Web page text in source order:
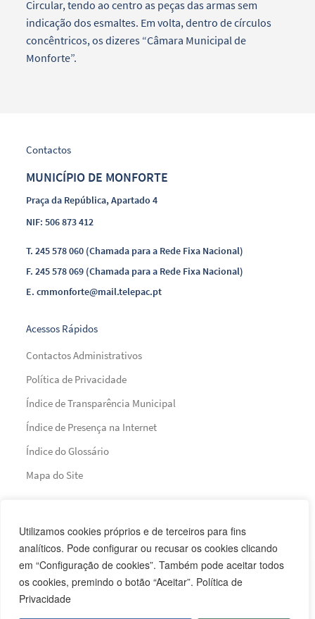
Utilizamos cookies próprios e de terceiros para fins
analíticos. Pode configurar ou recusar os cookies clicando
em “Configuração de cookies”. Também pode aceitar todos
os cookies, premindo o botão “Aceitar”. Política de
Privacidade
Circular, tendo ao centro as peças das armas sem
indicação dos esmaltes. Em volta, dentro de círculos
concêntricos, os dizeres “Câmara Municipal de
Monforte”.
Contactos
MUNICÍPIO DE MONFORTE
Praça da República, Apartado 4
NIF: 506 873 412
T.245 578 060 (Chamada para a Rede Fixa Nacional)
F.245 578 069 (Chamada para a Rede Fixa Nacional)
E.cmmonforte@mail.telepac.pt
Acessos Rápidos
Contactos Administrativos
Política de Privacidade
Índice de Transparência Municipal
Índice de Presença na Internet
Índice do Glossário
Mapa do Site